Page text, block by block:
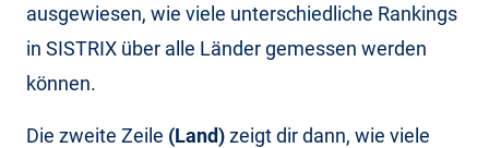
ausgewiesen, wie viele unterschiedliche Rankings
in SISTRIX über alle Länder gemessen werden
können.
Die zweite Zeile (Land)zeigt dir dann, wie viele